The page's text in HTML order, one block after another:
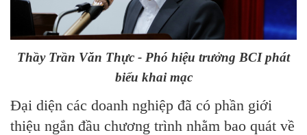
Thầy Trần Văn Thực - Phó hiệu trưởng BCI phát
biểu khai mạc
Đại diện các doanh nghiệp đã có phần giới
thiệu ngắn đầu chương trình nhằm bao quát về